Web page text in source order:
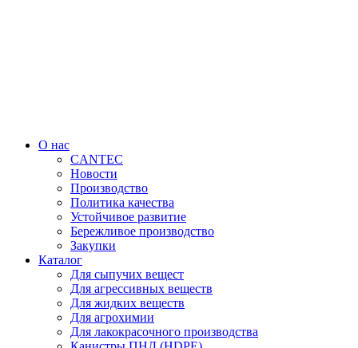
О нас
CANTEC
Новости
Производство
Политика качества
Устойчивое развитие
Бережливое производство
Закупки
Каталог
Для сыпучих вещест
Для агрессивных веществ
Для жидких веществ
Для агрохимии
Для лакокрасочного производства